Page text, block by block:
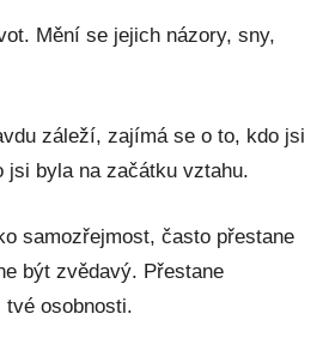
Mění se jejich názory, sny,
záleží, zajímá se o to, kdo jsi
jsi byla na začátku vztahu.
samozřejmost, často přestane
být zvědavý. Přestane
osobnosti.